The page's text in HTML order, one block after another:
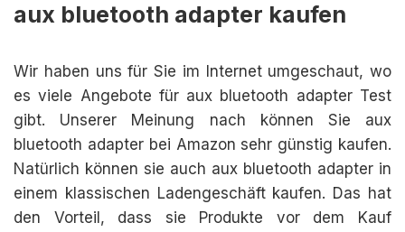
aux bluetooth adapter kaufen
Wir haben uns für Sie im Internet umgeschaut, wo
es viele Angebote für aux bluetooth adapter Test
gibt. Unserer Meinung nach können Sie aux
bluetooth adapter bei Amazon sehr günstig kaufen.
Natürlich können sie auch aux bluetooth adapter in
einem klassischen Ladengeschäft kaufen. Das hat
den Vorteil, dass sie Produkte vor dem Kauf